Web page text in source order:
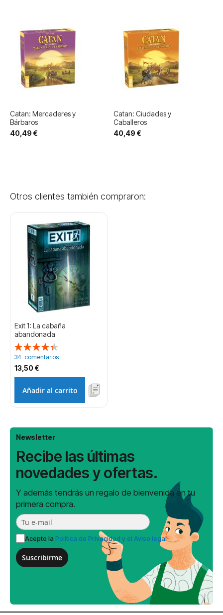
Catan: Mercaderes y
Bárbaros
40,49 €
Catan: Ciudades y
Caballeros
40,49 €
Otros clientes también compraron:
Exit 1: La cabaña
abandonada
Valoración:
89%
34 comentarios
13,50 €
Añadir al carrito
Newsletter
Recibe las últimas
novedades y ofertas.
Y además tendrás un regalo de bienvenida en tu
primera compra.
Acepto la Política de Privacidad y el Aviso legal
Suscribirme